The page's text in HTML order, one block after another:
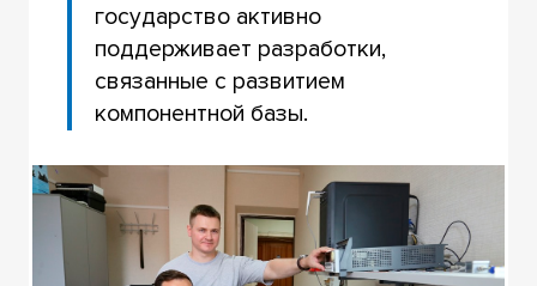
государство активно
поддерживает разработки,
связанные с развитием
компонентной базы.